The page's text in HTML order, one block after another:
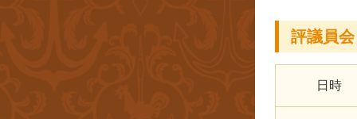
評議員会
日時